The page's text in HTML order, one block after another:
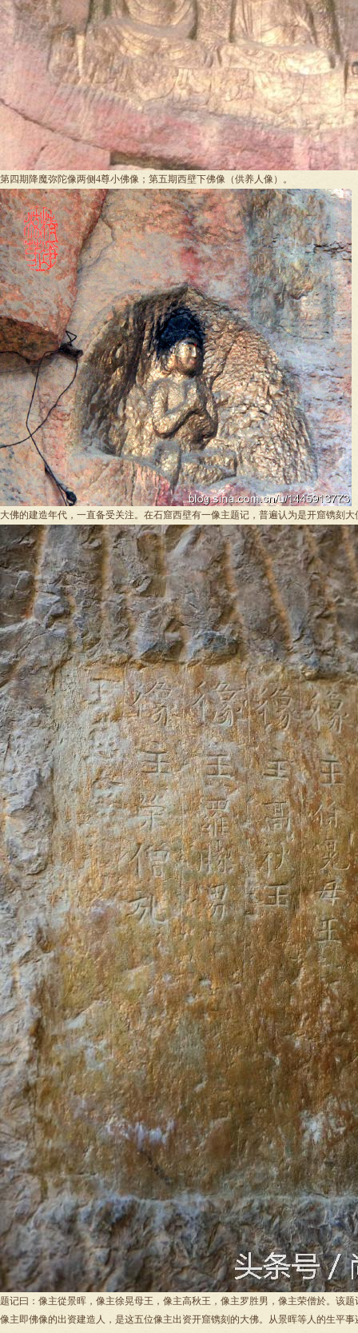
第四期降魔弥陀像两侧4尊小佛像；第五期西壁下佛像（供养人像）。
大佛的建造年代，一直备受关注。在石窟西壁有一像主题记，普遍认为是开窟镌刻
题记曰：像主從景晖，像主徐晃母王，像主高秋王，像主罗胜男，像主荣僧於。该
像主即佛像的出资建造人，是这五位像主出资开窟镌刻的大佛。从景晖等人的生平